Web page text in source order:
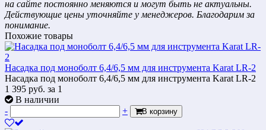
на сайте постоянно меняются и могут быть не актуальны.
Действующие цены уточняйте у менеджеров. Благодарим за
понимание.
Похожие товары
Насадка под моноболт 6,4/6,5 мм для инструмента Karat LR-2
Насадка под моноболт 6,4/6,5 мм для инструмента Karat LR-2
1 395 руб. за 1
В наличии
-
+ В корзину